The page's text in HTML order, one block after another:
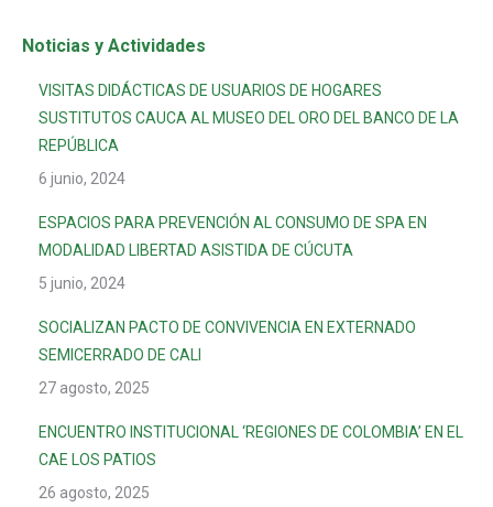
Noticias y Actividades
VISITAS DIDÁCTICAS DE USUARIOS DE HOGARES
SUSTITUTOS CAUCA AL MUSEO DEL ORO DEL BANCO DE LA
REPÚBLICA
6 junio, 2024
ESPACIOS PARA PREVENCIÓN AL CONSUMO DE SPA EN
MODALIDAD LIBERTAD ASISTIDA DE CÚCUTA
5 junio, 2024
SOCIALIZAN PACTO DE CONVIVENCIA EN EXTERNADO
SEMICERRADO DE CALI
27 agosto, 2025
ENCUENTRO INSTITUCIONAL ‘REGIONES DE COLOMBIA’ EN EL
CAE LOS PATIOS
26 agosto, 2025